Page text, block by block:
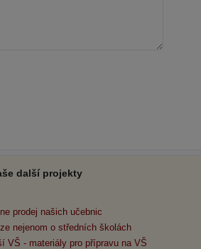
další projekty
prodej našich učebnic
nejenom o středních školách
VŠ - materiály pro přípravu na VŠ